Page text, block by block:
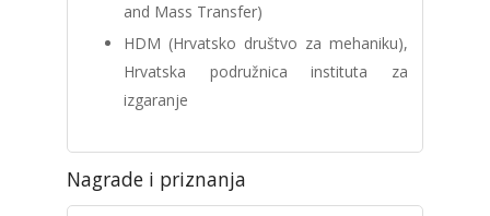
and Mass Transfer)
HDM (Hrvatsko društvo za mehaniku),
Hrvatska podružnica instituta za
izgaranje
Nagrade i priznanja